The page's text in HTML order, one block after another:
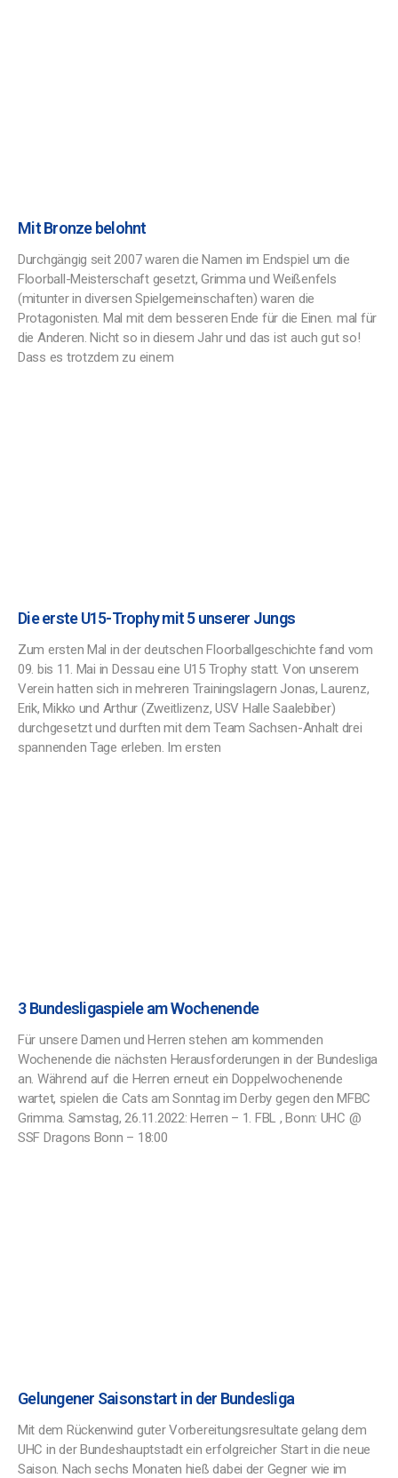
Mit Bronze belohnt
Durchgängig seit 2007 waren die Namen im Endspiel um die
Floorball-Meisterschaft gesetzt, Grimma und Weißenfels
(mitunter in diversen Spielgemeinschaften) waren die
Protagonisten. Mal mit dem besseren Ende für die Einen. mal für
die Anderen. Nicht so in diesem Jahr und das ist auch gut so!
Dass es trotzdem zu einem
Die erste U15-Trophy mit 5 unserer Jungs
Zum ersten Mal in der deutschen Floorballgeschichte fand vom
09. bis 11. Mai in Dessau eine U15 Trophy statt. Von unserem
Verein hatten sich in mehreren Trainingslagern Jonas, Laurenz,
Erik, Mikko und Arthur (Zweitlizenz, USV Halle Saalebiber)
durchgesetzt und durften mit dem Team Sachsen-Anhalt drei
spannenden Tage erleben. Im ersten
3 Bundesligaspiele am Wochenende
Für unsere Damen und Herren stehen am kommenden
Wochenende die nächsten Herausforderungen in der Bundesliga
an. Während auf die Herren erneut ein Doppelwochenende
wartet, spielen die Cats am Sonntag im Derby gegen den MFBC
Grimma. Samstag, 26.11.2022: Herren – 1. FBL , Bonn: UHC @
SSF Dragons Bonn – 18:00
Gelungener Saisonstart in der Bundesliga
Mit dem Rückenwind guter Vorbereitungsresultate gelang dem
UHC in der Bundeshauptstadt ein erfolgreicher Start in die neue
Saison. Nach sechs Monaten hieß dabei der Gegner wie im